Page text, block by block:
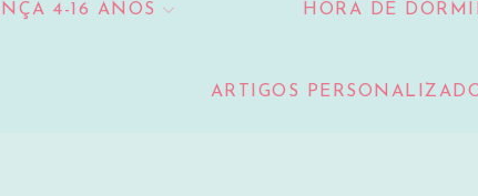
4-16 ANOS HORA DE
ARTIGOS